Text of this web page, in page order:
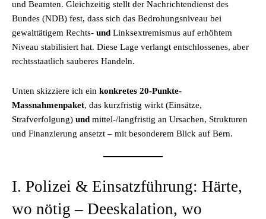
und Beamten. Gleichzeitig stellt der Nachrichtendienst des
Bundes (NDB) fest, dass sich das Bedrohungsniveau bei
gewalttätigem Rechts- und Linksextremismus auf erhöhtem
Niveau stabilisiert hat. Diese Lage verlangt entschlossenes, aber
rechtsstaatlich sauberes Handeln.
Unten skizziere ich ein konkretes 20-Punkte-
Massnahmenpaket, das kurzfristig wirkt (Einsätze,
Strafverfolgung) und mittel-/langfristig an Ursachen, Strukturen
und Finanzierung ansetzt – mit besonderem Blick auf Bern.
I. Polizei & Einsatzführung: Härte,
wo nötig – Deeskalation, wo